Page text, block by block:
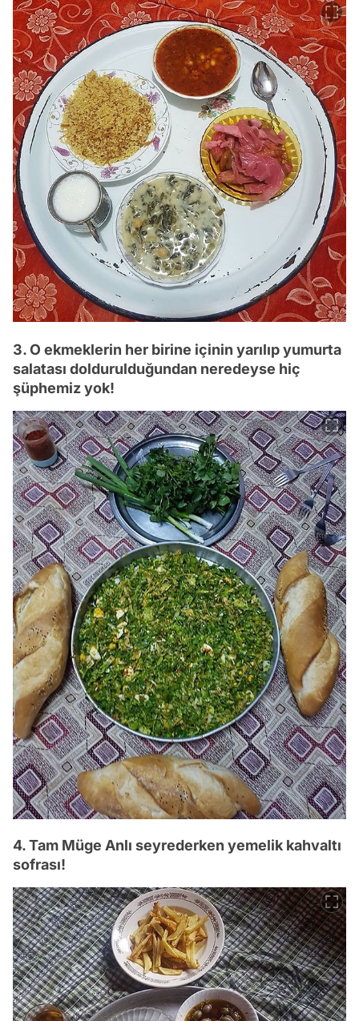
3. O ekmeklerin her birine içinin yarılıp yumurta
salatası doldurulduğundan neredeyse hiç
şüphemiz yok!
4. Tam Müge Anlı seyrederken yemelik kahvaltı
sofrası!